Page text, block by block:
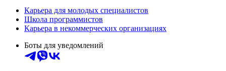
Карьера для молодых специалистов
Школа программистов
Карьера в некоммерческих организациях
Боты для уведомлений